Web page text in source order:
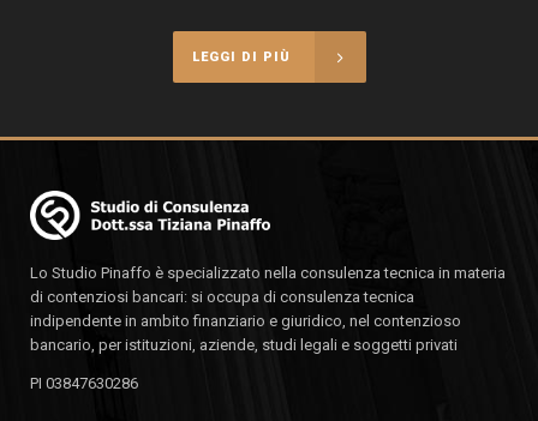
LEGGI DI PIÙ
Lo Studio Pinaffo è specializzato nella consulenza tecnica in materia
di contenziosi bancari: si occupa di consulenza tecnica
indipendente in ambito finanziario e giuridico, nel contenzioso
bancario, per istituzioni, aziende, studi legali e soggetti privati
PI 03847630286